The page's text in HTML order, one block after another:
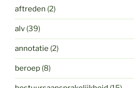
aftreden (2)
alv (39)
annotatie (2)
beroep (8)